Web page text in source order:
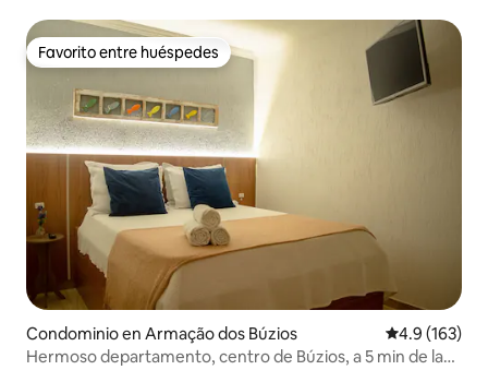
Favorito entre huéspedes
Favorito entre huéspedes
Condominio en Armação dos Búzios Calificación
4.9 (163)
Hermoso departamento, centro de Búzios, a 5 min de la